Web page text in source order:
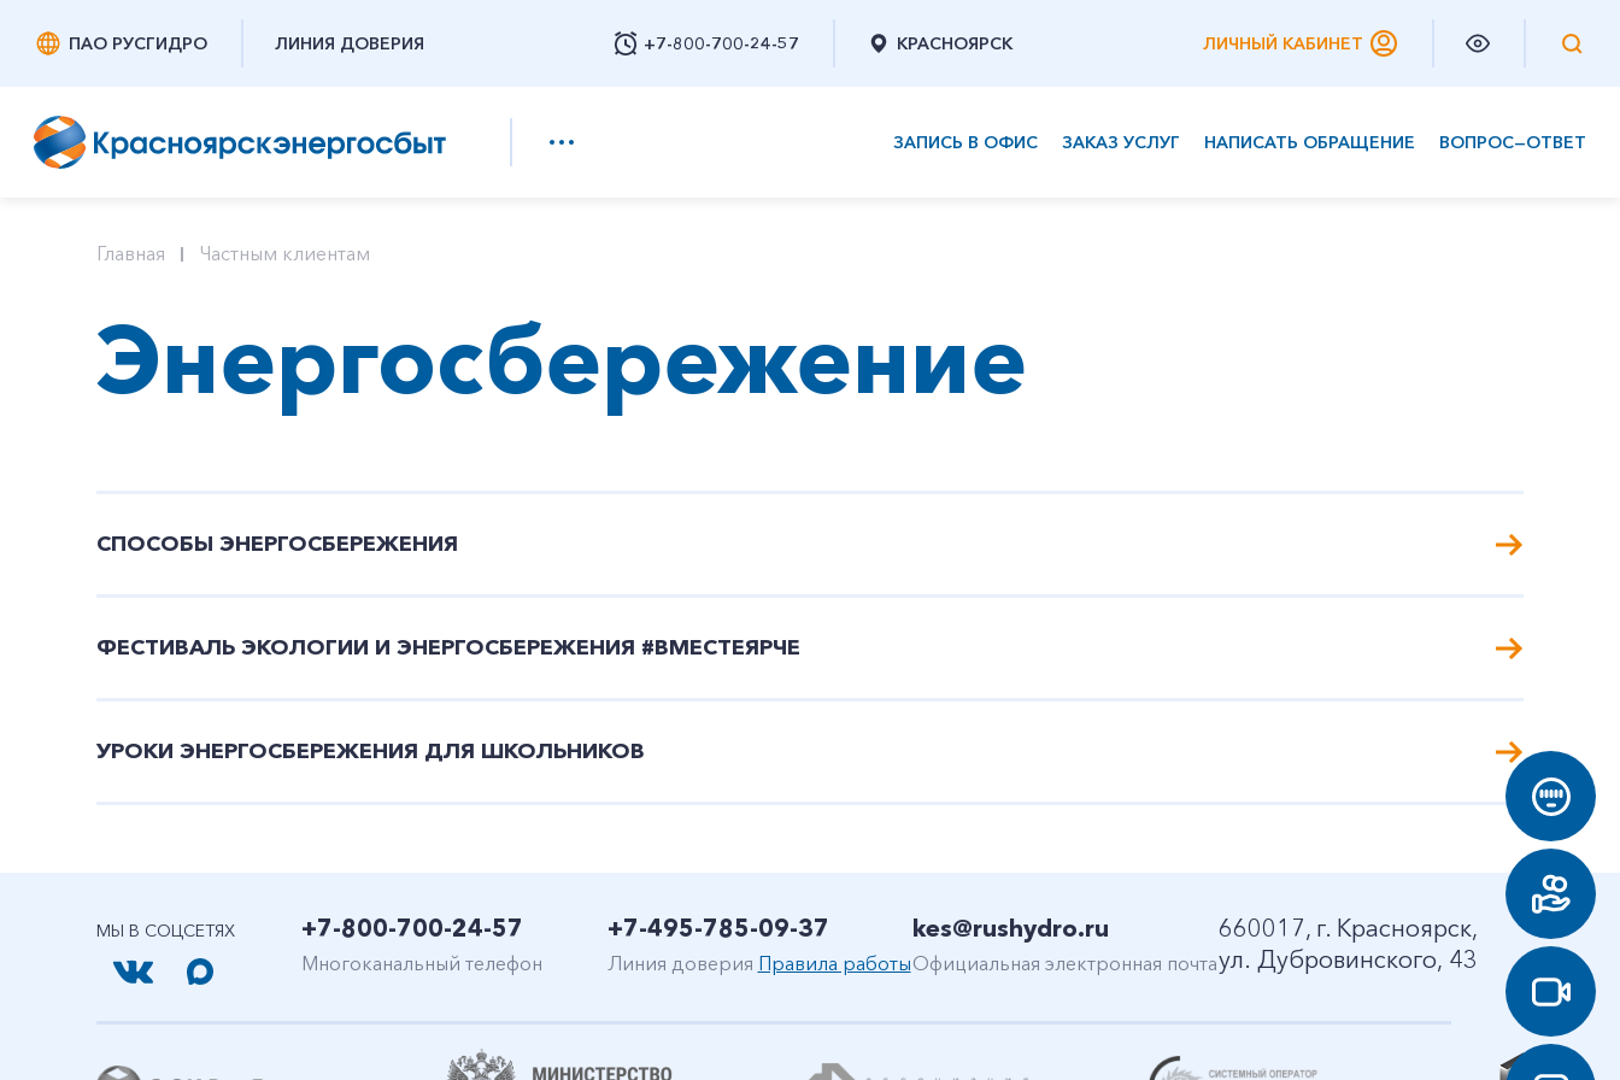
ПАО РУСГИДРО ЛИНИЯ ДОВЕРИЯ +7-800-700-24-57 КРАСНОЯРСК ЛИЧНЫЙ КАБИНЕТ
ЗАПИСЬ В ОФИС ЗАКАЗ УСЛУГ НАПИСАТЬ ОБРАЩЕНИЕ ВОПРОС—ОТВЕТ
Корпоративным клиентам
Главная Частным клиентам
Энергосбережение
СПОСОБЫ ЭНЕРГОСБЕРЕЖЕНИЯ
ФЕСТИВАЛЬ ЭКОЛОГИИ И ЭНЕРГОСБЕРЕЖЕНИЯ #ВМЕСТЕЯРЧЕ
УРОКИ ЭНЕРГОСБЕРЕЖЕНИЯ ДЛЯ ШКОЛЬНИКОВ
МЫ В СОЦСЕТЯХ +7-800-700-24-57
Многоканальный телефон
+7-495-785-09-37
Линия доверия Правила работы
kes@rushydro.ru
Официальная электронная почта
660017, г. Красноярск,
ул. Дубровинского, 43